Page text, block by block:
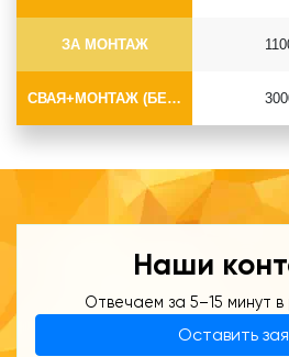
ЗА МОНТАЖ
СВАЯ+МОНТАЖ (БЕЗ ОГОЛОВКА)
Наши
Отвечаем за 5–15 минут
Оставить